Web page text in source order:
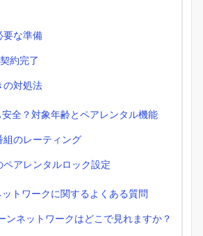
要な準備
約完了
の対処法
全？対象年齢とペアレンタル機能
組のレーティング
ペアレンタルロック設定
トワークに関するよくある質問
ンネットワークはどこで見れますか？